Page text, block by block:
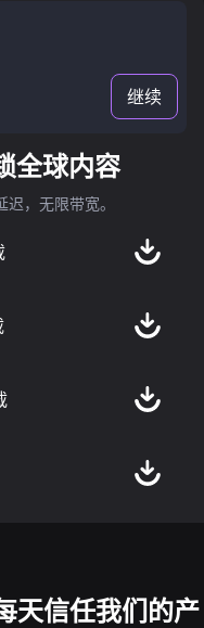
继续
全球内容
，无限带宽。
天信任我们的产